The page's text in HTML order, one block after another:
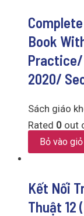
Book
Practice/
2020/
Sách giáo
Rated 0 out
Bỏ vào giỏ
Kết Nối
Thuật 12